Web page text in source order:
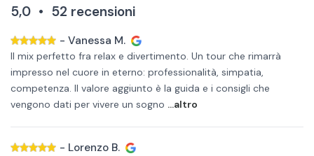
5,0 • 52 recensioni
- Vanessa M.
Il mix perfetto fra relax e divertimento. Un tour che rimarrà
impresso nel cuore in eterno: professionalità, simpatia,
competenza. Il valore aggiunto è la guida e i consigli che
vengono dati per vivere un sogno ...altro
- Lorenzo B.